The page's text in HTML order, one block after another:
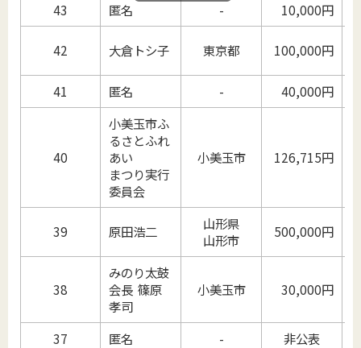
43 匿名 - 10,000円
42 大倉トシ子 東京都 100,000円
41 匿名 - 40,000円
40
小美玉市ふ
るさとふれ
あい
まつり実行
委員会
小美玉市 126,715円
39 原田浩二
山形県
山形市
500,000円
38
みのり太鼓
会長 篠原
孝司
小美玉市 30,000円
37 匿名 - 非公表